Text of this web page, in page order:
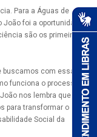
Para a Águas de
João foi a oportunidade
são os primeiros
buscamos com essa
funciona o processo
nos lembra que a
para transformar o
Social da